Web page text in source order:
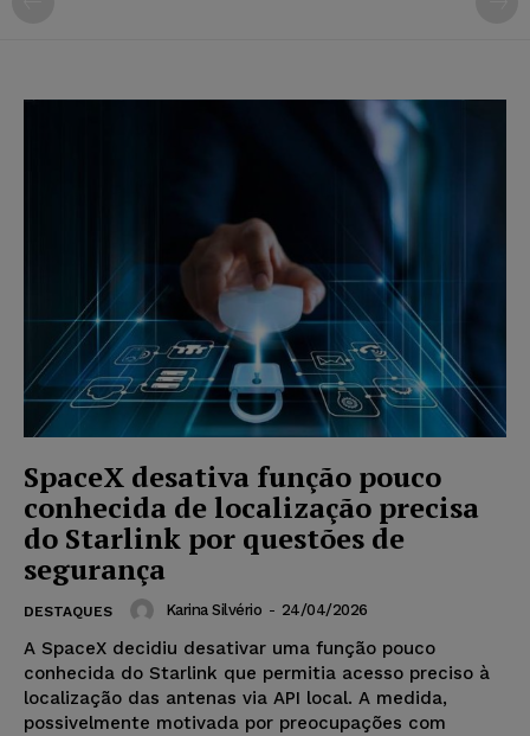
SpaceX desativa função pouco
conhecida de localização precisa
do Starlink por questões de
segurança
DESTAQUES Karina Silvério - 24/04/2026
A SpaceX decidiu desativar uma função pouco
conhecida do Starlink que permitia acesso preciso à
localização das antenas via API local. A medida,
possivelmente motivada por preocupações com